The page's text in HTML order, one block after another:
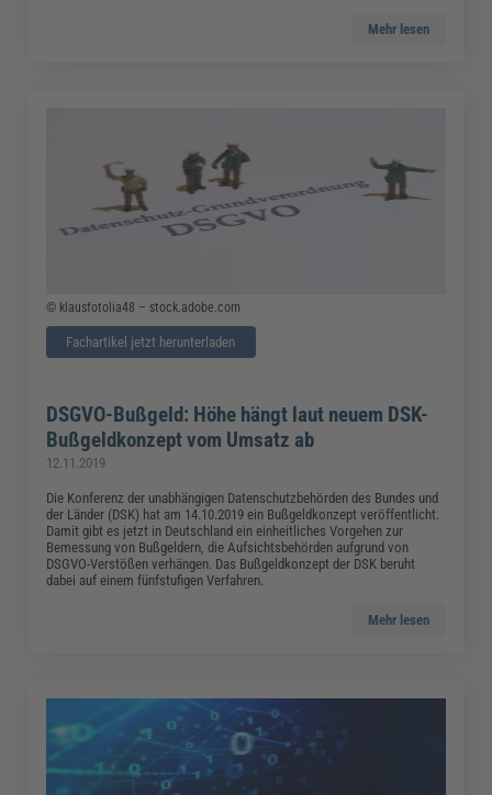
Mehr lesen
© klausfotolia48 – stock.adobe.com
Fachartikel jetzt herunterladen
DSGVO-Bußgeld: Höhe hängt laut neuem DSK-
Bußgeldkonzept vom Umsatz ab
12.11.2019
Die Konferenz der unabhängigen Datenschutzbehörden des Bundes und
der Länder (DSK) hat am 14.10.2019 ein Bußgeldkonzept veröffentlicht.
Damit gibt es jetzt in Deutschland ein einheitliches Vorgehen zur
Bemessung von Bußgeldern, die Aufsichtsbehörden aufgrund von
DSGVO-Verstößen verhängen. Das Bußgeldkonzept der DSK beruht
dabei auf einem fünfstufigen Verfahren.
Mehr lesen